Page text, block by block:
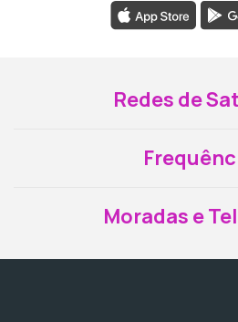
Redes de
Moradas e